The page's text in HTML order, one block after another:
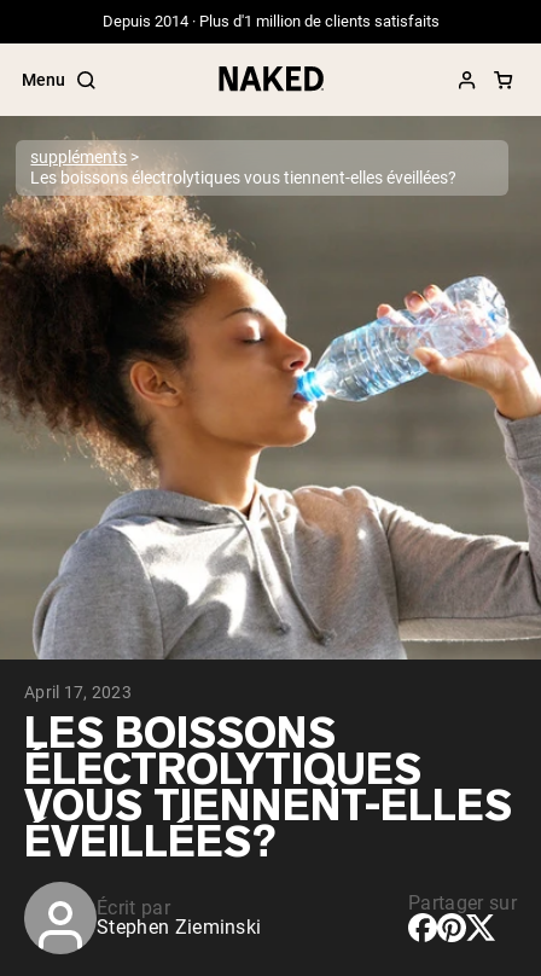
Depuis 2014 · Plus d'1 million de clients satisfaits
Menu
Termes de recherche populaires
”Protein Powder“
”Vegan protein“
”Collagen“
”Micellar Casein“
PROTÉINES EN POUDRE
Protéine de pois
Protéine de Whey en Poudre
Peptides de collagène
Whey au chocolat issu de vaches
nourries à l'herbe
Whey de lait de vache nourrie à l'herbe à
la vanille
Whey de vache nourrie à l'herbe
Shop All Protéines En Poudre
PROTÉINES VÉGANESMeilleure Vente
Protéine de pois
Shop All Protéines Véganes
suppléments
Les boissons électrolytiques vous tiennent-elles éveillées?
April 17, 2023
LES BOISSONS
ÉLECTROLYTIQUES
VOUS TIENNENT-ELLES
ÉVEILLÉES?
Écrit par
Stephen Zieminski
Partager sur